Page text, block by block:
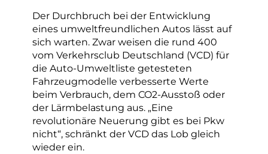
Der Durchbruch bei der Entwicklung
eines umweltfreundlichen Autos lässt auf
sich warten. Zwar weisen die rund 400
vom Verkehrsclub Deutschland (VCD) für
die Auto-Umweltliste getesteten
Fahrzeugmodelle verbesserte Werte
beim Verbrauch, dem CO2-Ausstoß oder
der Lärmbelastung aus. „Eine
revolutionäre Neuerung gibt es bei Pkw
nicht“, schränkt der VCD das Lob gleich
wieder ein.